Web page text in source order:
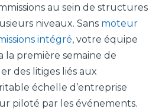
au sein de structures
niveaux. Sans moteur
intégré, votre équipe
la première semaine de
des litiges liés aux
échelle d’entreprise
piloté par les événements.